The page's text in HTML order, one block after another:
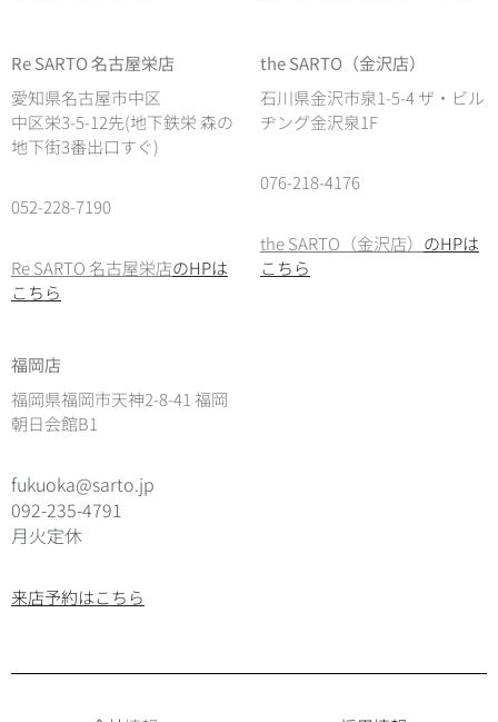
Re SARTO 名古屋栄店
愛知県名古屋市中区
中区栄3-5-12先(地下鉄栄 森の
地下街3番出口すぐ)
052-228-7190
Re SARTO 名古屋栄店のHPは
こちら
the SARTO（金沢店）
石川県金沢市泉1-5-4 ザ・ビル
ヂング金沢泉1F
076-218-4176
the SARTO（金沢店） のHPは
こちら
福岡店
福岡県福岡市天神2-8-41 福岡
朝日会館B1
fukuoka@sarto.jp
092-235-4791
月火定休
来店予約はこちら